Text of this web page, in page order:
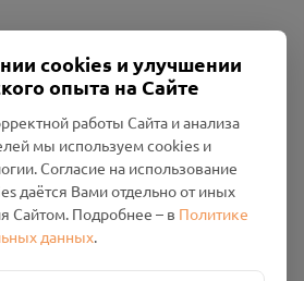
ответственностью «Смоленский
cookies и улучшении
опыта на Сайте
работы Сайта и анализа
мы используем cookies и
Согласие на использование
даётся Вами отдельно от иных
Сайтом. Подробнее – в Политике
данных.